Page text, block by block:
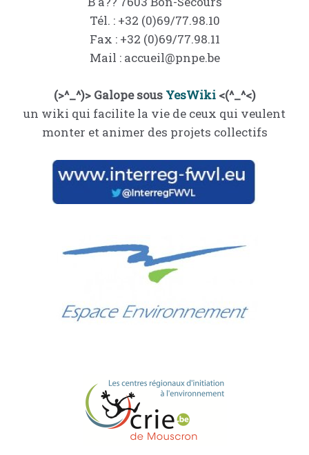
Tél. : +32 (0)69/77.98.10
Fax : +32 (0)69/77.98.11
Mail : accueil@pnpe.be
(>^_^)> Galope sous YesWiki<(^_^<)
un wiki qui facilite la vie de ceux qui veulent
monter et animer des projets collectifs